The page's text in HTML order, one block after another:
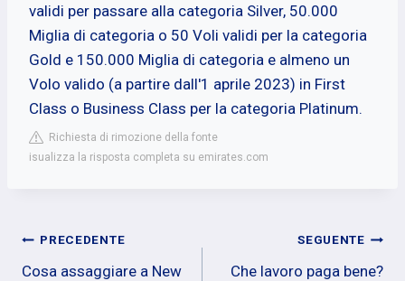
validi per passare alla categoria Silver, 50.000
Miglia di categoria o 50 Voli validi per la categoria
Gold e 150.000 Miglia di categoria e almeno un
Volo valido (a partire dall'1 aprile 2023) in First
Class o Business Class per la categoria Platinum.
Richiesta di rimozione della fonte
isualizza la risposta completa su emirates.com
Navigazione
PRECEDENTE
Cosa assaggiare a New
SEGUENTE
Che lavoro paga bene?